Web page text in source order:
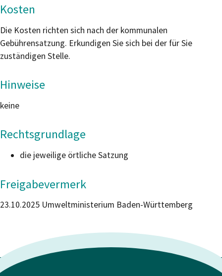
Kosten
Die Kosten richten sich nach der kommunalen
Gebührensatzung. Erkundigen Sie sich bei der für Sie
zuständigen Stelle.
Hinweise
keine
Rechtsgrundlage
die jeweilige örtliche Satzung
Freigabevermerk
23.10.2025 Umweltministerium Baden-Württemberg